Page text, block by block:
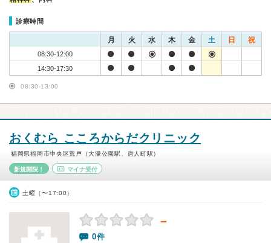
診療時間
月 火 水 木 金 土 日 祝
08:30-12:00
14:30-17:30
08:30-13:00
おくむら こころからだクリニック
福岡県福岡市中央区荒戸（大濠公園駅、唐人町駅）
新規開院！ マイナ受付
土曜（〜17:00）
－
0件